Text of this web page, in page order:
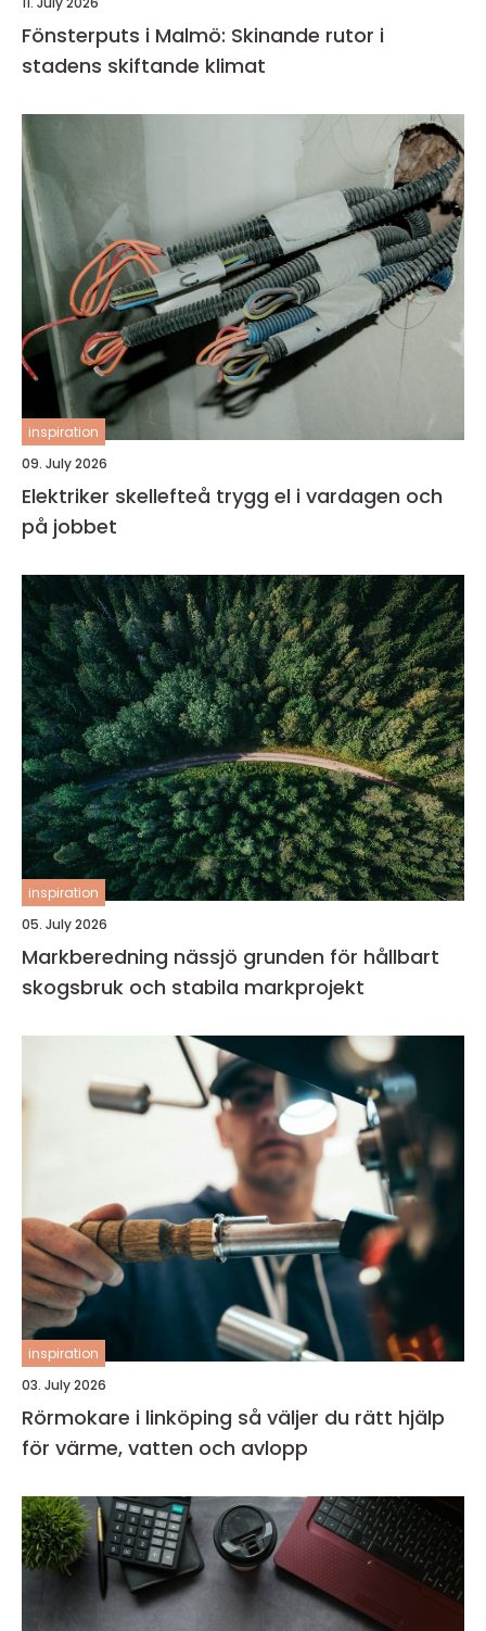
Fönsterputs i Malmö: Skinande rutor i
stadens skiftande klimat
inspiration
09. July 2026
Elektriker skellefteå trygg el i vardagen och
på jobbet
inspiration
05. July 2026
Markberedning nässjö grunden för hållbart
skogsbruk och stabila markprojekt
inspiration
03. July 2026
Rörmokare i linköping så väljer du rätt hjälp
för värme, vatten och avlopp